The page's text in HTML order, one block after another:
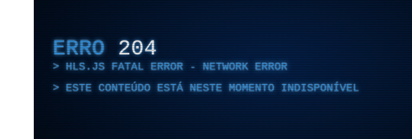
ERRO 204
HLS.JS FATAL ERROR - NETWORK ERROR
ESTE CONTEÚDO ESTÁ NESTE MOMENTO INDISPONÍVEL